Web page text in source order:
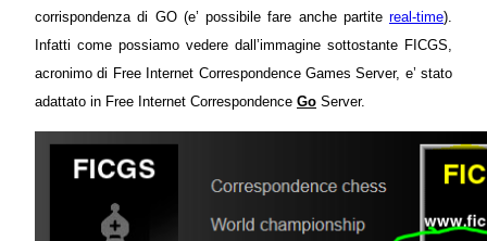
corrispondenza di GO (e’ possibile fare anche partite real-time).
Infatti come possiamo vedere dall’immagine sottostante FICGS,
acronimo di Free Internet Correspondence Games Server, e’ stato
adattato in Free Internet Correspondence Go Server.